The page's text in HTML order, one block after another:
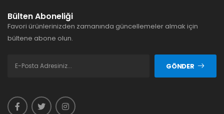
Bülten Aboneliği
Favori ürünlerinizden zamanında güncellemeler almak için
bültene abone olun.
GÖNDER